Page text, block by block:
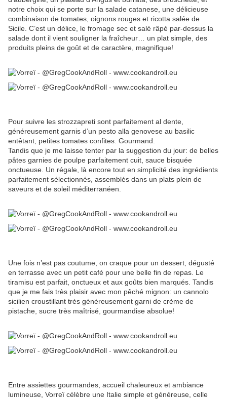
notre choix qui se porte sur la salade catanese, une délicieuse
combinaison de tomates, oignons rouges et ricotta salée de
Sicile. C’est un délice, le fromage sec et salé râpé par-dessus la
salade dont il vient souligner la fraîcheur… un plat simple, des
produits pleins de goût et de caractère, magnifique!
Pour suivre les strozzapreti sont parfaitement al dente,
généreusement garnis d’un pesto alla genovese au basilic
entêtant, petites tomates confites. Gourmand.
Tandis que je me laisse tenter par la suggestion du jour: de belles
pâtes garnies de poulpe parfaitement cuit, sauce bisquée
onctueuse. Un régale, là encore tout en simplicité des ingrédients
parfaitement sélectionnés, assemblés dans un plats plein de
saveurs et de soleil méditerranéen.
Une fois n’est pas coutume, on craque pour un dessert, dégusté
en terrasse avec un petit café pour une belle fin de repas. Le
tiramisu est parfait, onctueux et aux goûts bien marqués. Tandis
que je me fais très plaisir avec mon pêché mignon: un cannolo
sicilien croustillant très généreusement garni de crème de
pistache, sucre très maîtrisé, gourmandise absolue!
Entre assiettes gourmandes, accueil chaleureux et ambiance
lumineuse, Vorreï célèbre une Italie simple et généreuse, celle